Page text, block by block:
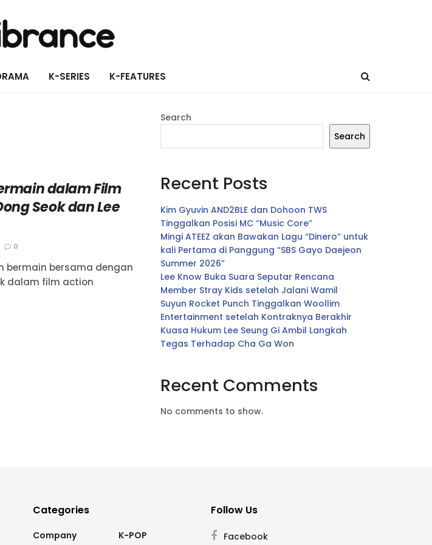
K-SERIES K-FEATURES
dalam Film
Seok dan Lee
0
bermain bersama dengan
dalam film action
Search
Search
Recent Posts
Kim Gyuvin AND2BLE dan Dohoon TWS
Tinggalkan Posisi MC “Music Core”
Mingi ATEEZ akan Bawakan Lagu “Dinero” untuk
kali Pertama di Panggung “SBS Gayo Daejeon
Summer 2026”
Lee Know Buka Suara Seputar Rencana
Member Stray Kids setelah Jalani Wamil
Suyun Rocket Punch Tinggalkan Woollim
Entertainment setelah Kontraknya Berakhir
Kuasa Hukum Lee Seung Gi Ambil Langkah
Tegas Terhadap Cha Ga Won
Recent Comments
No comments to show.
Categories
Company K-POP
Follow Us
Facebook